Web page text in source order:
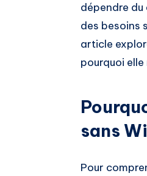
Whatsapp
dépendre
des besoins
article
pourquoi elle
sans
Pour